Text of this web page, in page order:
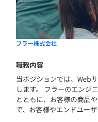
フラー株式会社
職務内容
当ポジションでは、Web
します。 フラーのエンジ
とともに、お客様の商品
で、お客様やエンドユー